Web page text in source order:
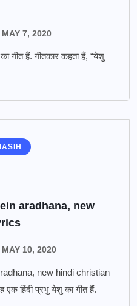
MAY 7, 2020
गीत हैं. गीतकार कहता हैं, “येशु
aradhana, new
MAY 10, 2020
new hindi christian
हिंदी प्रभु येशु का गीत हैं.